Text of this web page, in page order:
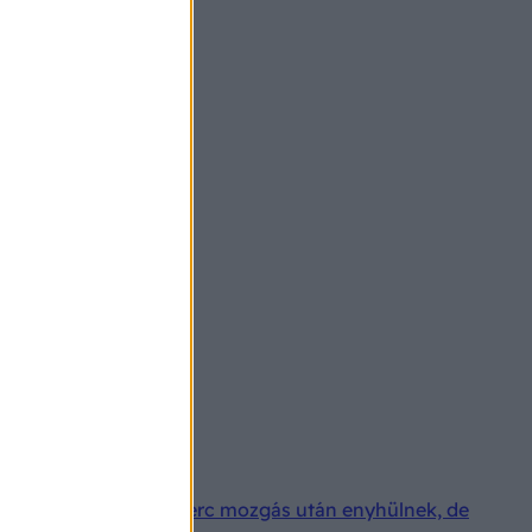
sokszor néhány perc mozgás után enyhülnek, de